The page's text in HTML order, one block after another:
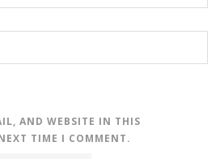
AND WEBSITE IN THIS
TIME I COMMENT.